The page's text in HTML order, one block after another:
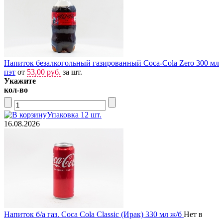
Напиток безалкогольный газированный Coca-Cola Zero 300 мл
пэт от 53,00 руб. за шт.
Укажите
кол-во
Упаковка 12 шт.
16.08.2026
Напиток б/а газ. Соса Соla Classic (Ирак) 330 мл ж/б Нет в